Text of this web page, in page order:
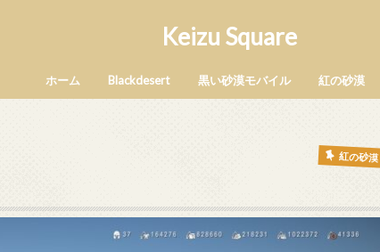
Keizu Square
ホーム Blackdesert 黒い砂漠モバイル 紅の砂漠
紅の砂漠